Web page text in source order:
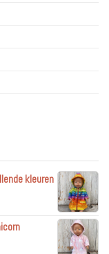
kleuren